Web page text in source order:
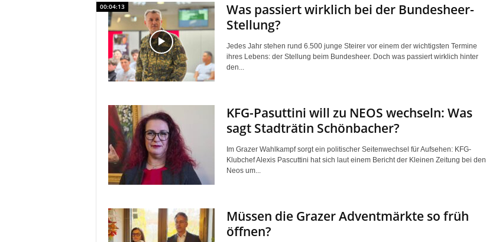
00:04:13
Was passiert wirklich bei der Bundesheer-
Stellung?
Jedes Jahr stehen rund 6.500 junge Steirer vor einem der wichtigsten Termine
ihres Lebens: der Stellung beim Bundesheer. Doch was passiert wirklich hinter
den...
KFG-Pasuttini will zu NEOS wechseln: Was
sagt Stadträtin Schönbacher?
Im Grazer Wahlkampf sorgt ein politischer Seitenwechsel für Aufsehen: KFG-
Klubchef Alexis Pascuttini hat sich laut einem Bericht der Kleinen Zeitung bei den
Neos um...
Müssen die Grazer Adventmärkte so früh
öffnen?